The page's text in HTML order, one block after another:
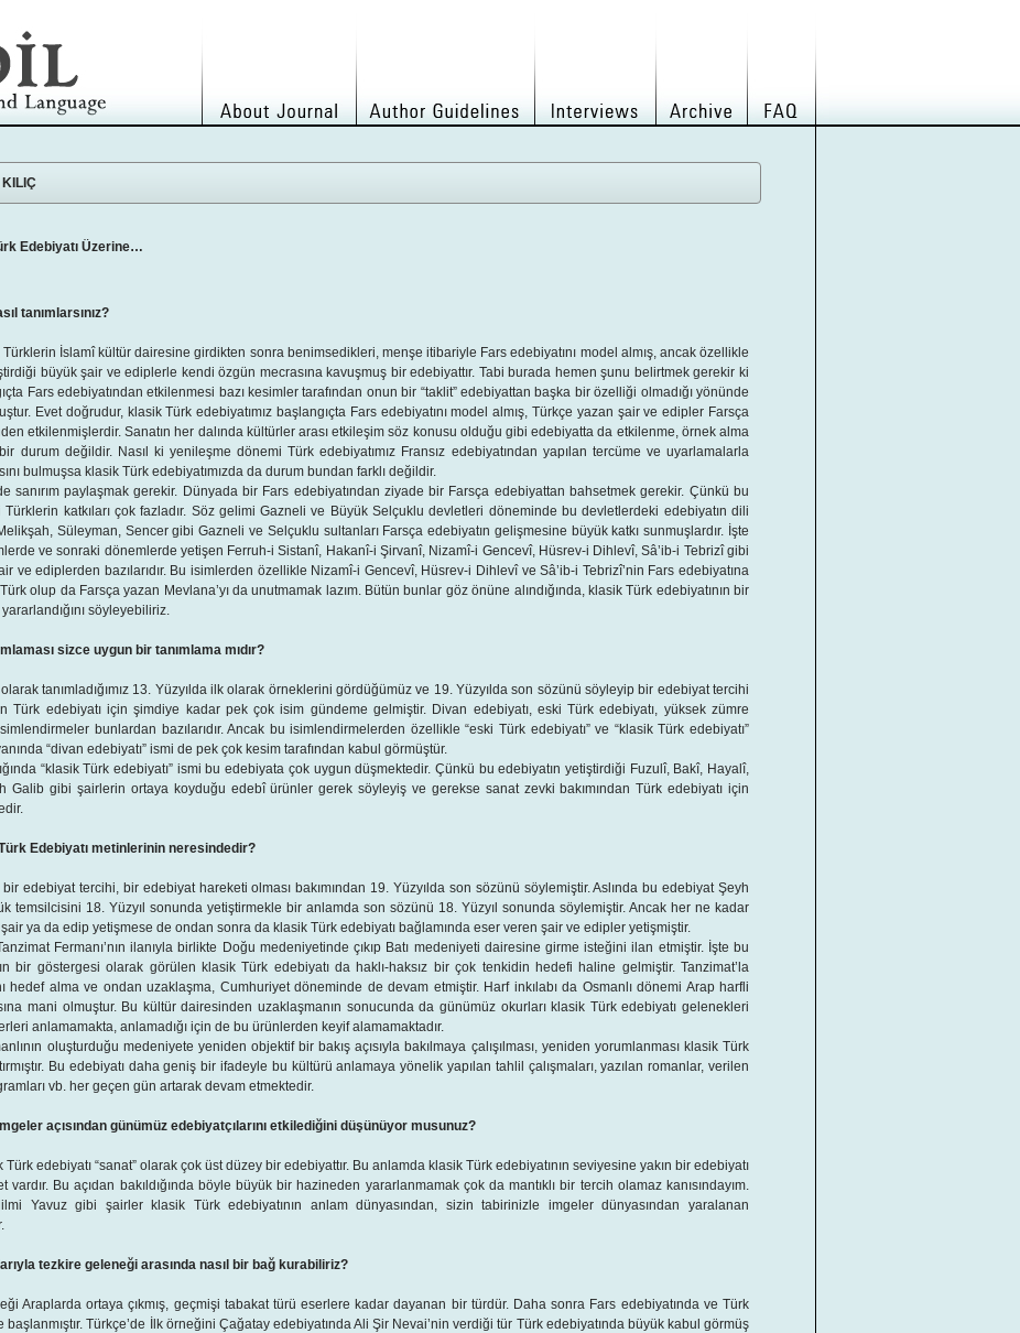
KILIÇ
Edebiyatı Üzerine…
tanımlarsınız?
Türklerin İslamî kültür dairesine girdikten sonra benimsedikleri, menşe itibariyle Fars edebiyatını model almış, ancak özellikle
büyük şair ve ediplerle kendi özgün mecrasına kavuşmuş bir edebiyattır. Tabi burada hemen şunu belirtmek gerekir ki
Fars edebiyatından etkilenmesi bazı kesimler tarafından onun bir “taklit” edebiyattan başka bir özelliği olmadığı yönünde
Evet doğrudur, klasik Türk edebiyatımız başlangıçta Fars edebiyatını model almış, Türkçe yazan şair ve edipler Farsça
etkilenmişlerdir. Sanatın her dalında kültürler arası etkileşim söz konusu olduğu gibi edebiyatta da etkilenme, örnek alma
durum değildir. Nasıl ki yenileşme dönemi Türk edebiyatımız Fransız edebiyatından yapılan tercüme ve uyarlamalarla
bulmuşsa klasik Türk edebiyatımızda da durum bundan farklı değildir.
sanırım paylaşmak gerekir. Dünyada bir Fars edebiyatından ziyade bir Farsça edebiyattan bahsetmek gerekir. Çünkü bu
katkıları çok fazladır. Söz gelimi Gazneli ve Büyük Selçuklu devletleri döneminde bu devletlerdeki edebiyatın dili
Süleyman, Sencer gibi Gazneli ve Selçuklu sultanları Farsça edebiyatın gelişmesine büyük katkı sunmuşlardır. İşte
ve sonraki dönemlerde yetişen Ferruh-i Sistanî, Hakanî-i Şirvanî, Nizamî-i Gencevî, Hüsrev-i Dihlevî, Sâ’ib-i Tebrizî gibi
ve ediplerden bazılarıdır. Bu isimlerden özellikle Nizamî-i Gencevî, Hüsrev-i Dihlevî ve Sâ’ib-i Tebrizî’nin Fars edebiyatına
Türk olup da Farsça yazan Mevlana’yı da unutmamak lazım. Bütün bunlar göz önüne alındığında, klasik Türk edebiyatının bir
söyleyebiliriz.
sizce uygun bir tanımlama mıdır?
tanımladığımız 13. Yüzyılda ilk olarak örneklerini gördüğümüz ve 19. Yüzyılda son sözünü söyleyip bir edebiyat tercihi
Türk edebiyatı için şimdiye kadar pek çok isim gündeme gelmiştir. Divan edebiyatı, eski Türk edebiyatı, yüksek zümre
bunlardan bazılarıdır. Ancak bu isimlendirmelerden özellikle “eski Türk edebiyatı” ve “klasik Türk edebiyatı”
“divan edebiyatı” ismi de pek çok kesim tarafından kabul görmüştür.
“klasik Türk edebiyatı” ismi bu edebiyata çok uygun düşmektedir. Çünkü bu edebiyatın yetiştirdiği Fuzulî, Bakî, Hayalî,
Galib gibi şairlerin ortaya koyduğu edebî ürünler gerek söyleyiş ve gerekse sanat zevki bakımından Türk edebiyatı için
Edebiyatı metinlerinin neresindedir?
bir edebiyat tercihi, bir edebiyat hareketi olması bakımından 19. Yüzyılda son sözünü söylemiştir. Aslında bu edebiyat Şeyh
temsilcisini 18. Yüzyıl sonunda yetiştirmekle bir anlamda son sözünü 18. Yüzyıl sonunda söylemiştir. Ancak her ne kadar
ya da edip yetişmese de ondan sonra da klasik Türk edebiyatı bağlamında eser veren şair ve edipler yetişmiştir.
Fermanı’nın ilanıyla birlikte Doğu medeniyetinde çıkıp Batı medeniyeti dairesine girme isteğini ilan etmiştir. İşte bu
bir göstergesi olarak görülen klasik Türk edebiyatı da haklı-haksız bir çok tenkidin hedefi haline gelmiştir. Tanzimat’la
hedef alma ve ondan uzaklaşma, Cumhuriyet döneminde de devam etmiştir. Harf inkılabı da Osmanlı dönemi Arap harfli
mani olmuştur. Bu kültür dairesinden uzaklaşmanın sonucunda da günümüz okurları klasik Türk edebiyatı gelenekleri
anlamamakta, anlamadığı için de bu ürünlerden keyif alamamaktadır.
oluşturduğu medeniyete yeniden objektif bir bakış açısıyla bakılmaya çalışılması, yeniden yorumlanması klasik Türk
Bu edebiyatı daha geniş bir ifadeyle bu kültürü anlamaya yönelik yapılan tahlil çalışmaları, yazılan romanlar, verilen
vb. her geçen gün artarak devam etmektedir.
açısından günümüz edebiyatçılarını etkilediğini düşünüyor musunuz?
edebiyatı “sanat” olarak çok üst düzey bir edebiyattır. Bu anlamda klasik Türk edebiyatının seviyesine yakın bir edebiyatı
Bu açıdan bakıldığında böyle büyük bir hazineden yararlanmamak çok da mantıklı bir tercih olamaz kanısındayım.
Yavuz gibi şairler klasik Türk edebiyatının anlam dünyasından, sizin tabirinizle imgeler dünyasından yaralanan
tezkire geleneği arasında nasıl bir bağ kurabiliriz?
Araplarda ortaya çıkmış, geçmişi tabakat türü eserlere kadar dayanan bir türdür. Daha sonra Fars edebiyatında ve Türk
Türkçe’de İlk örneğini Çağatay edebiyatında Ali Şir Nevai’nin verdiği tür Türk edebiyatında büyük kabul görmüş